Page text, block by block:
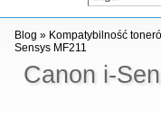
Canon i-
Blog » Kompatybilność
Sensys MF211